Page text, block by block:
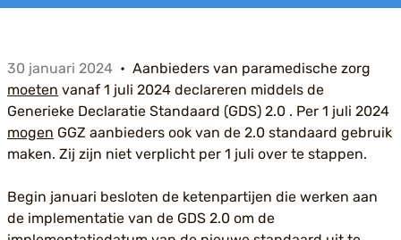
30 januari 2024
Aanbieders van paramedische zorg
moeten vanaf 1 juli 2024 declareren middels de
Generieke Declaratie Standaard (GDS) 2.0 . Per 1 juli 2024
mogen GGZ aanbieders ook van de 2.0 standaard gebruik
maken. Zij zijn niet verplicht per 1 juli over te stappen.
Begin januari besloten de ketenpartijen die werken aan
de implementatie van de GDS 2.0 om de